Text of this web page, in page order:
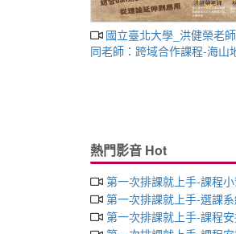
國立臺北大學_洪健榮老師+林曜
同老師：跨域合作課程-海山
熱門影音 Hot
第一次排課就上手-課程
第一次排課就上手-選課
第一次排課就上手-課程